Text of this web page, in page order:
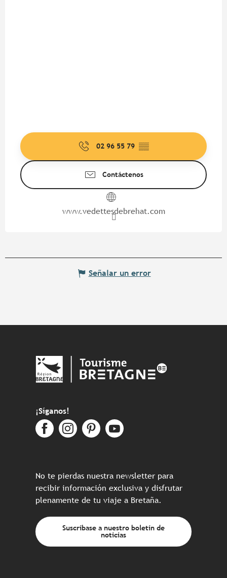
02 96 55 79 ▒▒
Contáctenos
www.vedettesdebrehat.com
Señalar un error
¡Síganos!
No te pierdas nuestra newsletter para
recibir información exclusiva y disfrutar
plenamente de tu viaje a Bretaña.
Suscríbase a nuestro boletín de
noticias